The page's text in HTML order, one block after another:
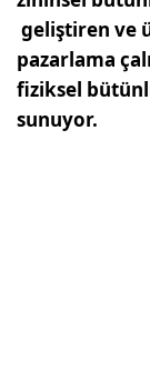
geliştiren ve
pazarlama
fiziksel
sunuyor.